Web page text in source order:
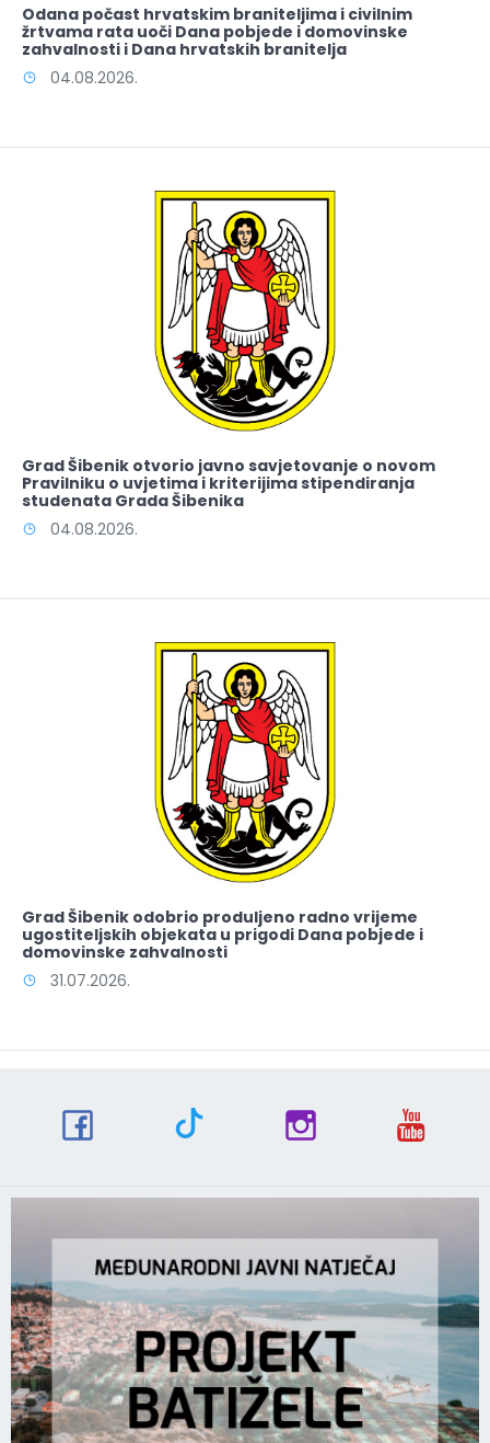
Odana počast hrvatskim braniteljima i civilnim
žrtvama rata uoči Dana pobjede i domovinske
zahvalnosti i Dana hrvatskih branitelja
04.08.2026.
Grad Šibenik otvorio javno savjetovanje o novom
Pravilniku o uvjetima i kriterijima stipendiranja
studenata Grada Šibenika
04.08.2026.
Grad Šibenik odobrio produljeno radno vrijeme
ugostiteljskih objekata u prigodi Dana pobjede i
domovinske zahvalnosti
31.07.2026.